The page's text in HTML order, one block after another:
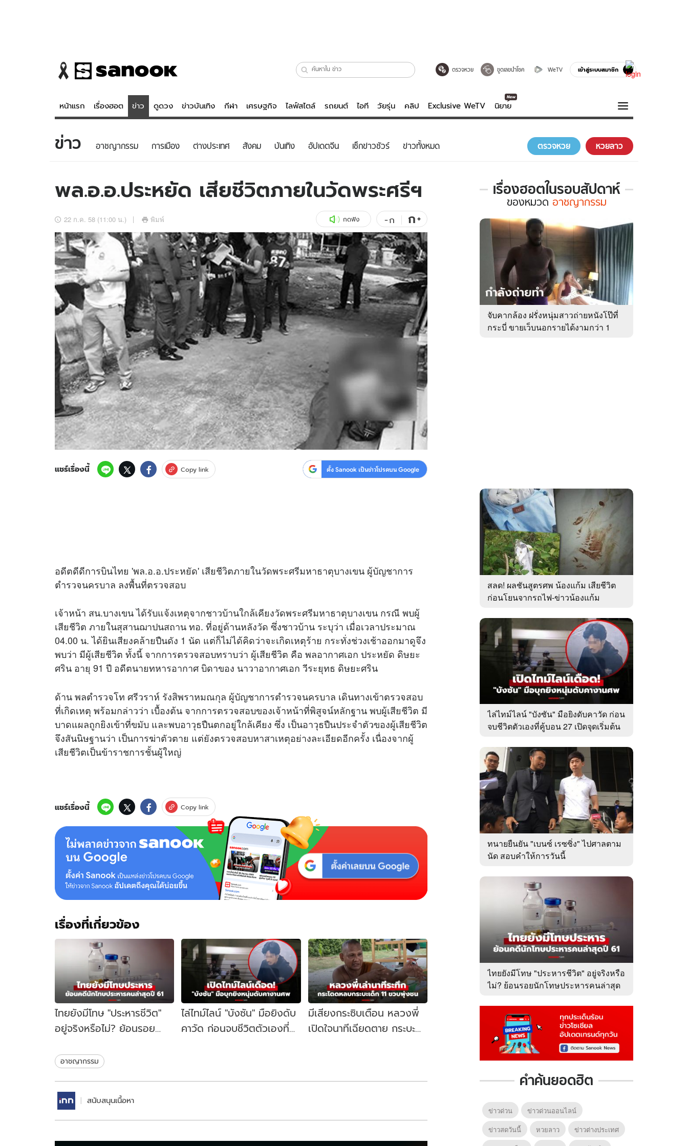
ตรวจหวย ขูดเลขนำโชค WeTV เข้าสู่ระบบสมาชิก
หน้าแรก เรื่องฮอต ข่าว ดูดวง ข่าวบันเทิง กีฬา เศรษฐกิจ ไลฟ์สไตล์ รถยนต์ ไอที วัยรุ่น คลิป Exclusive WeTV นิยาย
ข่าว
ข่าวบันเทิง
อัปเดตจีน
เช็กข่าวชัวร์
ดูดวง - ตรวจหวย
สถิติหวยไทย
ไลฟ์สไตล์
วัยรุ่น
รถยนต์
สุขภาพ
เที่ยว-กิน
Tasteful Thailand
Sanook Choice
บันเทิงครบรส
เกมส์
คลิป
พอดแคสต์
ดูทีวี
WeTV
Exclusive WeTV
นิยาย
ความรู้รอบตัว
ฮาวทู
ดาวน์โหลดสนุกแอปฟรี ติดตามสนุกโซเชียลได้ที่
สงวนลิขสิทธิ์ ©2569บริษัท อิมเมจ ฟิวเจอร์ (ประเทศไทย) จำกัด
ข่าว อาชญากรรม การเมือง ต่างประเทศ สังคม บันเทิง อัปเดตจีน เช็กข่าวชัวร์ ข่าวทั้งหมด ตรวจหวย หวยลาว
พล.อ.อ.ประหยัด เสียชีวิตภายในวัดพระศรีฯ
22 ก.ค. 58 (11:00 น.) พิมพ์ กดฟัง -ก ก+
แชร์เรื่องนี้ Copy link ตั้ง Sanook เป็นข่าวโปรดบน Google
อดีตดีดีการบินไทย 'พล.อ.อ.ประหยัด' เสียชีวิตภายในวัดพระศรีมหาธาตุบางเขน ผู้บัญชาการ
ตำรวจนครบาล ลงพื้นที่ตรวจสอบ
เจ้าหน้า สน.บางเขน ได้รับแจ้งเหตุจากชาวบ้านใกล้เคียงวัดพระศรีมหาธาตุบางเขน กรณี พบผู้
เสียชีวิต ภายในสุสานฌาปนสถาน ทอ. ที่อยู่ด้านหลังวัด ซึ่งชาวบ้าน ระบุว่า เมื่อเวลาประมาณ
04.00 น. ได้ยินเสียงคล้ายปืนดัง 1 นัด แต่ก็ไม่ได้คิดว่าจะเกิดเหตุร้าย กระทั่งช่วงเช้าออกมาดูจึง
พบว่า มีผู้เสียชีวิต ทั้งนี้ จากการตรวจสอบทราบว่า ผู้เสียชีวิต คือ พลอากาศเอก ประหยัด ดิษยะ
ศริน อายุ 91 ปี อดีตนายทหารอากาศ บิดาของ นาวาอากาศเอก วีระยุทธ ดิษยะศริน
ด้าน พลตำรวจโท ศรีวราห์ รังสิพราหมณกุล ผู้บัญชาการตำรวจนครบาล เดินทางเข้าตรวจสอบ
ที่เกิดเหตุ พร้อมกล่าวว่า เบื้องต้น จากการตรวจสอบของเจ้าหน้าที่พิสูจน์หลักฐาน พบผู้เสียชีวิต มี
บาดแผลถูกยิงเข้าที่ขมับ และพบอาวุธปืนตกอยู่ใกล้เคียง ซึ่ง เป็นอาวุธปืนประจำตัวของผู้เสียชีวิต
จึงสันนิษฐานว่า เป็นการฆ่าตัวตาย แต่ยังตรวจสอบหาสาเหตุอย่างละเอียดอีกครั้ง เนื่องจากผู้
เสียชีวิตเป็นข้าราชการชั้นผู้ใหญ่
แชร์เรื่องนี้ Copy link
เรื่องที่เกี่ยวข้อง
ไทยยังมีโทษ "ประหารชีวิต"
อยู่จริงหรือไม่? ย้อนรอย
2561
ไล่ไทม์ไลน์ "บังซัน" มือยิงดับ
คาวัด ก่อนจบชีวิตตัวเองที่
มีเสียงกระซิบเตือน หลวงพี่
เปิดใจนาทีเฉียดตาย กระบะ
อาชญากรรม
สนับสนุนเนื้อหา
เรื่องฮอตในรอบสัปดาห์
เรื่อง
ใน
รอบ
สัปดาห์
หมวด
อาชญากรรม
ของหมวด อาชญากรรม
จับคากล้อง ฝรั่งหนุ่มสาวถ่ายหนังโป๊ที่
กระบี่ ขายเว็บนอกรายได้งามกว่า 1
สลด! ผลชันสูตรศพ น้องแก้ม เสียชีวิต
ก่อนโยนจากรถไฟ-ข่าวน้องแก้ม
ไล่ไทม์ไลน์ "บังซัน" มือยิงดับคาวัด ก่อน
จบชีวิตตัวเองที่คู้บอน 27 เปิดจุดเริ่มต้น
ทนายยืนยัน "เบนซ์ เรซซิ่ง" ไปศาลตาม
นัด สอบคำให้การวันนี้
ไทยยังมีโทษ "ประหารชีวิต" อยู่จริงหรือ
ไม่? ย้อนรอยนักโทษประหารคนล่าสุด
คำค้นยอดฮิต
ข่าวด่วน
ข่าวด่วนออนไลน์
ข่าวสดวันนี้
หวยลาว
ข่าวต่างประเทศ